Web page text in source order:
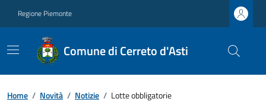
Regione Piemonte
Comune di Cerreto d'Asti
Home / Novità / Notizie / Lotte obbligatorie